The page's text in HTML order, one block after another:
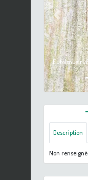
Eutolmus
Previous
Description
Non